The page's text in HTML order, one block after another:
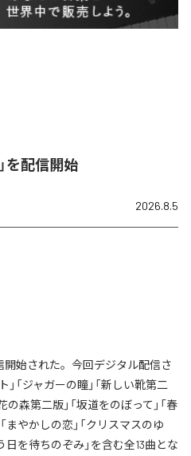
を配信開始
2026.8.5
開始された。今回デジタル配信さ
「ジャガーの瞳」「新しい靴第二
の森第二版」「坂道をのぼって」「春
まやかしの恋」「クリスマスのゆ
日を待ちのぞみ」を含む全13曲とな